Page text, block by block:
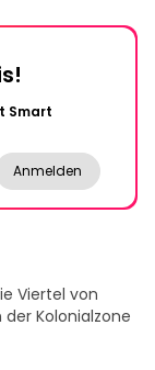
Smart
Anmelden
Viertel von
Kolonialzone